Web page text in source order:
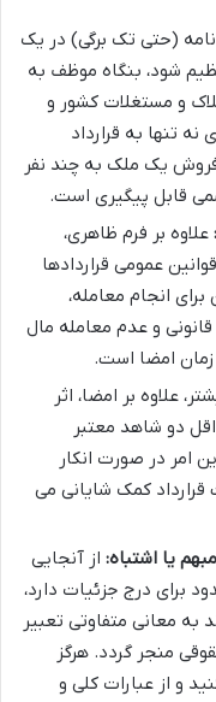
نامه (حتی تک برگی) در یک
شود، بنگاه موظف به
و مستغلات کشور و
تنها به قرارداد
یک ملک به چند نفر
قابل پیگیری است.
علاوه بر فرم ظاهری،
عمومی قراردادها
انجام معامله،
و عدم معامله مال
زمان امضا است.
علاوه بر امضا، اثر
دو شاهد معتبر
امر در صورت انکار
کمک شایانی می
یا اشتباه: از آنجایی
برای درج جزئیات دارد،
به معانی متفاوتی تعبیر
منجر گردد. هرگز
و از عبارات کلی و